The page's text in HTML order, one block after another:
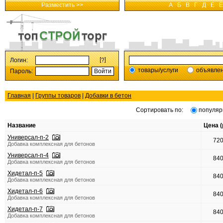
Разместить >> А Б В Г Д Е Ё
Логин:
Пароль:
товары/услуги
Главная Группы товаров Добавки в бетон
Сортировать по:
Название
Цена
Универсал-п-2
Добавка комплексная для бетонов
Универсал-п-4
Добавка комплексная для бетонов
Хидетал-п-5
Добавка комплексная для бетонов
Хидетал-п-6
Добавка комплексная для бетонов
Хидетал-п-7
Добавка комплексная для бетонов